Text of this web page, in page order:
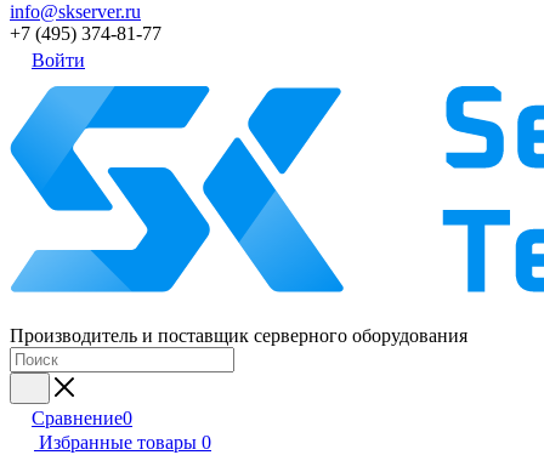
info@skserver.ru
+7 (495) 374-81-77
Войти
Производитель и поставщик серверного оборудования
Сравнение0
Избранные товары 0